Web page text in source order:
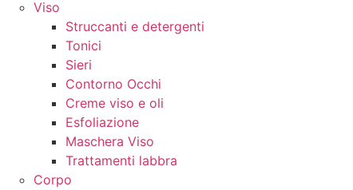
Viso
Struccanti e detergenti
Tonici
Sieri
Contorno Occhi
Creme viso e oli
Esfoliazione
Maschera Viso
Trattamenti labbra
Corpo